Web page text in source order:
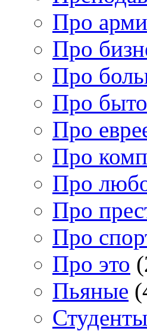
Про
Про
Про
Про
Про
Про
Про
Про
Про
Про это
Пьяные
Студенты